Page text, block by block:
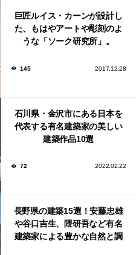
巨匠ルイス・カーンが設計し
た、もはやアートや彫刻のよ
うな「ソーク研究所」。
145 2017.12.28
石川県・金沢市にある日本を
代表する有名建築家の美しい
建築作品10選
72 2022.02.22
長野県の建築15選！安藤忠雄
や谷口吉生、隈研吾など有名
建築家による豊かな自然と調